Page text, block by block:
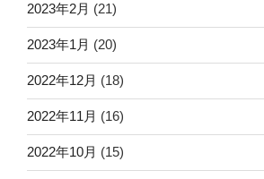
2023年2月 (21)
2023年1月 (20)
2022年12月 (18)
2022年11月 (16)
2022年10月 (15)